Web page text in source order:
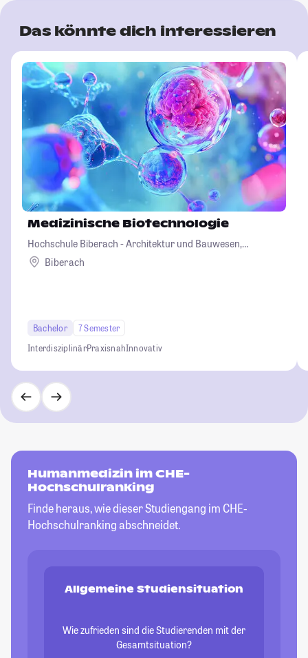
Das könnte dich interessieren
Medizinische Biotechnologie
Hochschule Biberach - Architektur und Bauwesen,
Betriebswirtschaft und Biotechnologie
Biberach
Bachelor
7 Semester
InterdisziplinärPraxisnahInnovativ
Humanmedizin im CHE-
Hochschulranking
Finde heraus, wie dieser Studiengang im CHE-
Hochschulranking abschneidet.
Allgemeine Studiensituation
Wie zufrieden sind die Studierenden mit der
Gesamtsituation?